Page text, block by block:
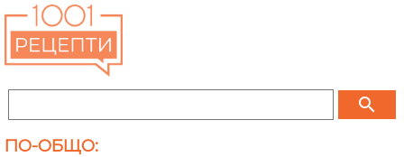
search
ПО-ОБЩО: